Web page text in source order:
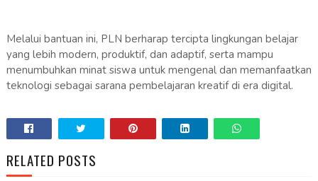
Melalui bantuan ini, PLN berharap tercipta lingkungan belajar
yang lebih modern, produktif, dan adaptif, serta mampu
menumbuhkan minat siswa untuk mengenal dan memanfaatkan
teknologi sebagai sarana pembelajaran kreatif di era digital.
RELATED POSTS